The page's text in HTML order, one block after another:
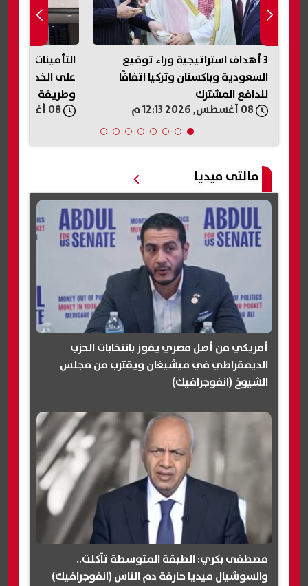
التأمينات الاجتماعية 2026.. تعرف
على الخدمات الإلكترونية الجديدة
وطريقة الاستفادة منها
08 أغسطس, 2026 12:12 م
عاجل|
فتح ملف
بأسماء
تحسم
08 أغسطس, 2026 12:11 م
مالتى ميديا
أمريكي من أصل مصري يفوز بانتخابات الحزب
الديمقراطي في ميشيغان ويقترب من مجلس
الشيوخ (انفوجرافيك)
مصطفى بكري: الطبقة المتوسطة تآكلت..
والسوشيال ميديا حارقة دم الناس (انفوجرافيك)